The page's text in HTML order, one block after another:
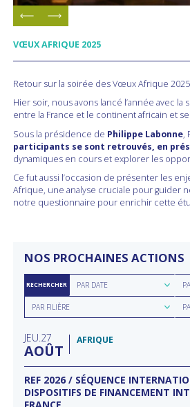
VŒUX AFRIQUE 2025
Retour sur la soirée des Vœux Afrique 2025
Hier soir, nous avons lancé l’année avec
entre la France et le continent africain et
Sous la présidence de Philippe Labonne,
participants se sont retrouvés, en
dynamiques en cours et explorer les
Ce fut aussi l’occasion de présenter les
Afrique, une analyse cruciale pour guider
notre questionnaire pour enrichir cette
NOS PROCHAINES ACTIONS
RECHERCHER Rechercher
par
date
PAR DATE
par
Rechercher
parPAR FILIÈRE
par
JEU 27
AOÛT
AFRIQUE
REF 2026 / SÉQUENCE
DISPOSITIFS DE FINANCEMENT